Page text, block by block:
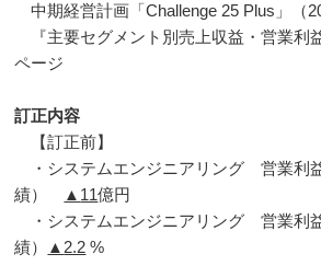
中期経営計画「Challenge 25 Plus 」（
『主要セグメント別売上収益・営業利
ページ
訂正内容
【訂正前】
・システムエンジニアリング 営業利
績）
▲ 11億円
・システムエンジニアリング 営業利
績）
▲ 2.2 %